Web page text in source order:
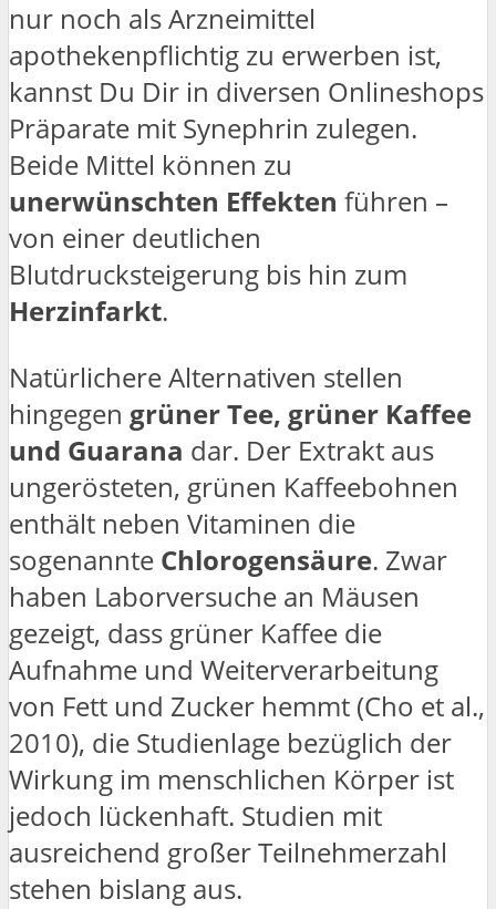
nur noch als Arzneimittel
apothekenpflichtig zu erwerben ist,
kannst Du Dir in diversen Onlineshops
Präparate mit Synephrin zulegen.
Beide Mittel können zu
unerwünschten Effekten führen –
von einer deutlichen
Blutdrucksteigerung bis hin zum
Herzinfarkt.
Natürlichere Alternativen stellen
hingegen grüner Tee, grüner Kaffee
und Guarana dar. Der Extrakt aus
ungerösteten, grünen Kaffeebohnen
enthält neben Vitaminen die
sogenannte Chlorogensäure. Zwar
haben Laborversuche an Mäusen
gezeigt, dass grüner Kaffee die
Aufnahme und Weiterverarbeitung
von Fett und Zucker hemmt (Cho et al.,
2010), die Studienlage bezüglich der
Wirkung im menschlichen Körper ist
jedoch lückenhaft. Studien mit
ausreichend großer Teilnehmerzahl
stehen bislang aus.